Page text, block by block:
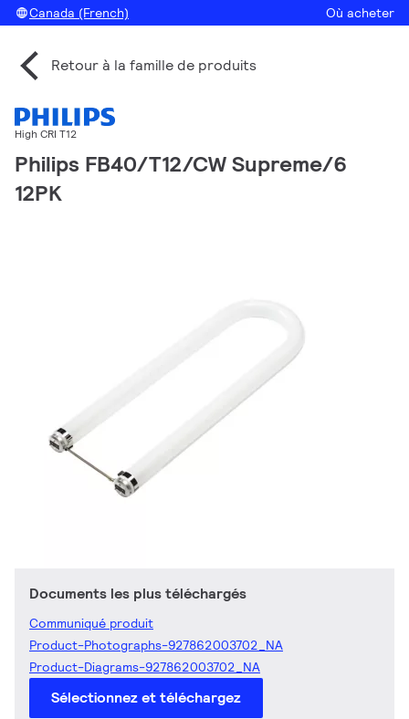
Canada (French) Où acheter
Retour à la famille de produits
High CRI T12
Philips FB40/T12/CW Supreme/6
12PK
Documents les plus téléchargés
Communiqué produit
Product-Photographs-927862003702_NA
Product-Diagrams-927862003702_NA
Sélectionnez et téléchargez